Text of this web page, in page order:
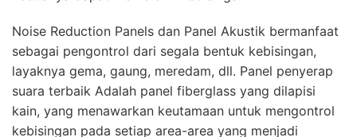
Noise Reduction Panels dan Panel Akustik bermanfaat
sebagai pengontrol dari segala bentuk kebisingan,
layaknya gema, gaung, meredam, dll. Panel penyerap
suara terbaik Adalah panel fiberglass yang dilapisi
kain, yang menawarkan keutamaan untuk mengontrol
kebisingan pada setiap area-area yang menjadi